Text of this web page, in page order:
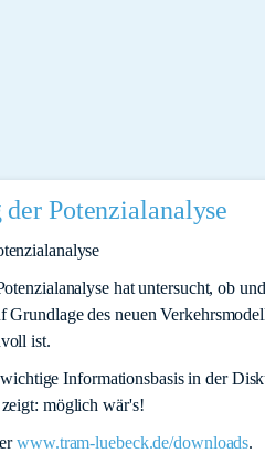
Potenzialanalyse
hat untersucht, ob
Grundlage des neuen
ist.
Informationsbasis in der
möglich wär's!
www.tram-luebeck.de/downloads.